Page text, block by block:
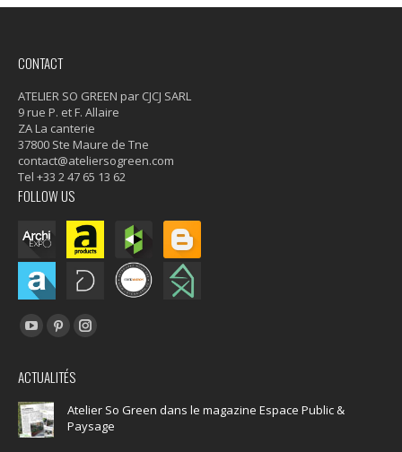
CONTACT
ATELIER SO GREEN par CJCJ SARL
9 rue P. et F. Allaire
ZA La canterie
37800 Ste Maure de Tne
contact@ateliersogreen.com
Tel +33 2 47 65 13 62
FOLLOW US
Trouvez nous sur :
YouTube
opens
in
new
Pinterest
opens
new
Instagram
in
new
ACTUALITÉS
Atelier So Green dans le magazine Espace Public &
Paysage